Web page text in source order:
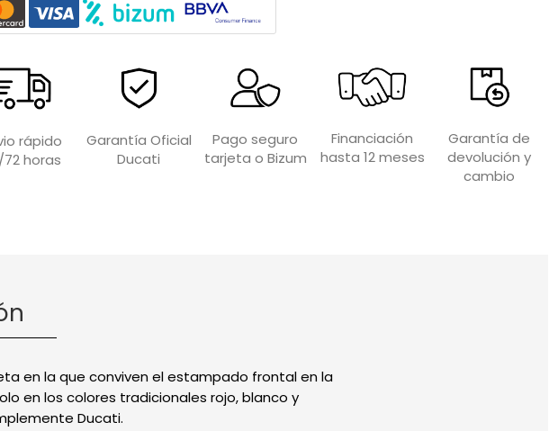
rápido
horas
Garantía Oficial
Ducati
Pago seguro
tarjeta o Bizum
Financiación
hasta 12 meses
Garantía de
devolución y
cambio
en la que conviven el estampado frontal en la
en los colores tradicionales rojo, blanco y
Ducati.